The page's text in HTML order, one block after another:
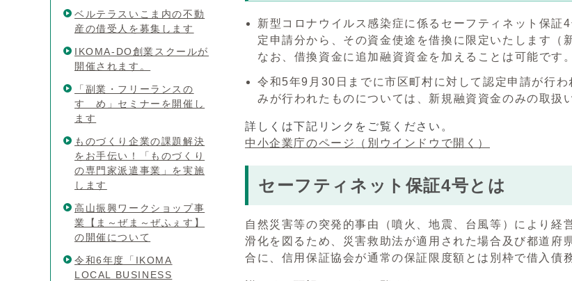
新型コロナウイルス感染症に係るセーフティネット保
定申請分から、その資金使途を借換に限定いたします（
なお、借換資金に追加融資資金を加えることは可能です。
令和5年9月30日までに市区町村に対して認定申請が行
みが行われたものについては、新規融資資金のみの取扱
詳しくは下記リンクをご覧ください。
中小企業庁のページ
（別ウインドウで開く）
セーフティネット保証4号とは
自然災害等の突発的事由（噴火、地震、台風等）により
滑化を図るため、災害救助法が適用された場合及び都道
合に、信用保証協会が通常の保証限度額とは別枠で借入債
ベルテラスいこま内の不動
産の借受人を募集します
IKOMA-DO創業スクールが
開催されます。
「副業・フリーランスの
すゝめ」セミナーを開催し
ます
ものづくり企業の課題解決
をお手伝い！「ものづくり
の専門家派遣事業」を実施
します
高山振興ワークショップ事
業【ま～ぜま～ぜふぇす】
の開催について
令和6年度「IKOMA
LOCAL BUSINESS